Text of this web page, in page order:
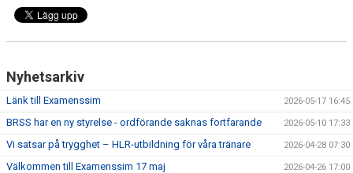
Nyhetsarkiv
Länk till Examenssim 2026-05-17 16:45
BRSS har en ny styrelse - ordförande saknas fortfarande 2026-05-10 17:33
Vi satsar på trygghet – HLR-utbildning för våra tränare 2026-04-28 07:30
Välkommen till Examenssim 17 maj 2026-04-26 17:00